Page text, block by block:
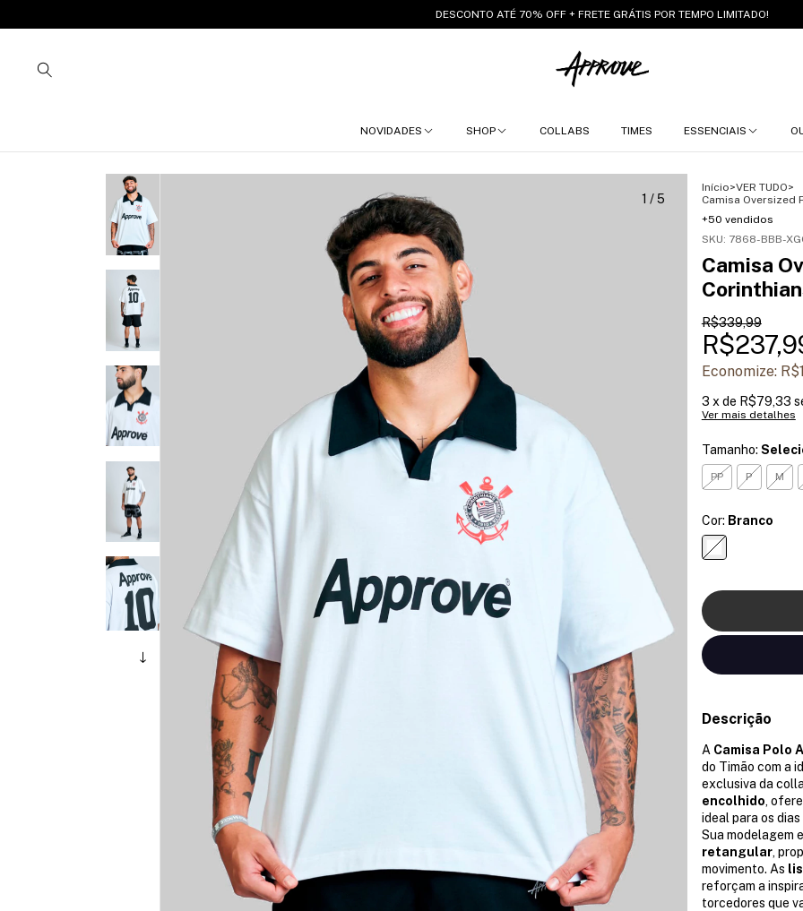
DESCONTO ATÉ 70% OFF + FRETE GRÁTIS POR TEMPO LIMITADO!
NOVIDADES SHOP COLLABS TIMES ESSENCIAIS
1 /5
Início>VER TUDO>
Camisa Oversized
+50 vendidos
SKU: 7868-BBB-
Camisa
R$339,99
Economize:
3 x de R$79,33
Ver mais detalhes
Tamanho:
PP P M
Cor: Branco
Descrição
A Camisa Polo
do Timão com a
exclusiva da
encolhido,
ideal para os
Sua modelagem
retangular,
movimento. As
reforçam a
torcedores que